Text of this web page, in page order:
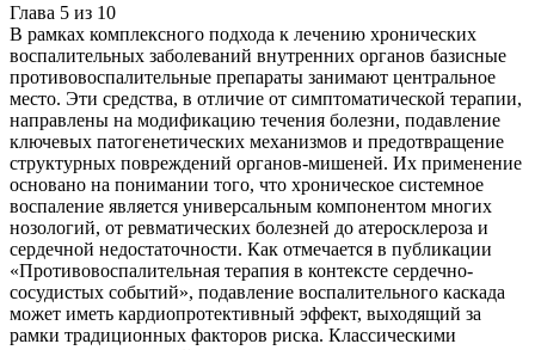
Глава 5 из 10
В рамках комплексного подхода к лечению хронических
воспалительных заболеваний внутренних органов базисные
противовоспалительные препараты занимают центральное
место. Эти средства, в отличие от симптоматической терапии,
направлены на модификацию течения болезни, подавление
ключевых патогенетических механизмов и предотвращение
структурных повреждений органов-мишеней. Их применение
основано на понимании того, что хроническое системное
воспаление является универсальным компонентом многих
нозологий, от ревматических болезней до атеросклероза и
сердечной недостаточности. Как отмечается в публикации
«Противовоспалительная терапия в контексте сердечно-
сосудистых событий», подавление воспалительного каскада
может иметь кардиопротективный эффект, выходящий за
рамки традиционных факторов риска. Классическими